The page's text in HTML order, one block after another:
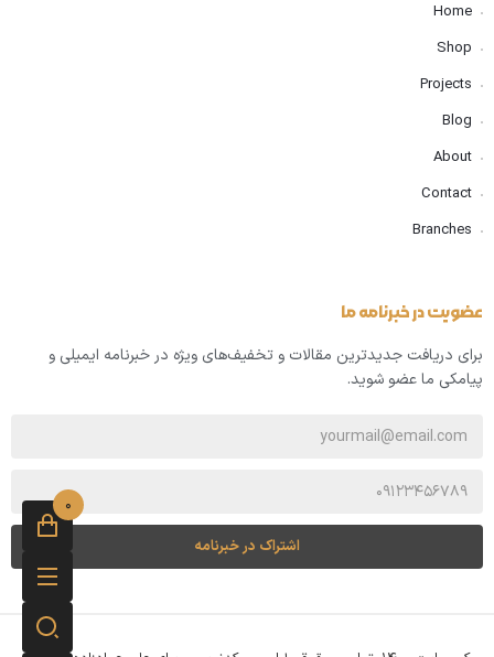
Home
Shop
Projects
Blog
About
Contact
Branches
عضویت در خبرنامه ما
برای دریافت جدیدترین مقالات و تخفیف‌های ویژه در خبرنامه ایمیلی و
پیامکی ما عضو شوید.
اشتراک در خبرنامه
0